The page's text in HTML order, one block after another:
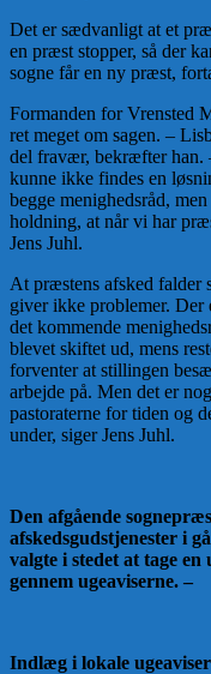
Det er sædvanligt at et
en præst stopper, så der
sogne får en ny præst,
Formanden for Vrensted
ret meget om sagen. –
del fravær, bekræfter han.
kunne ikke findes en
begge menighedsråd,
holdning, at når vi har
Jens Juhl.
At præstens afsked falder
giver ikke problemer. Der
det kommende
blevet skiftet ud, mens
forventer at stillingen
arbejde på. Men det er
pastoraterne for tiden og
under, siger Jens Juhl.
Den afgående
afskedsgudstjenester i
valgte i stedet at tage
gennem ugeaviserne. –
Indlæg i lokale ugeaviser